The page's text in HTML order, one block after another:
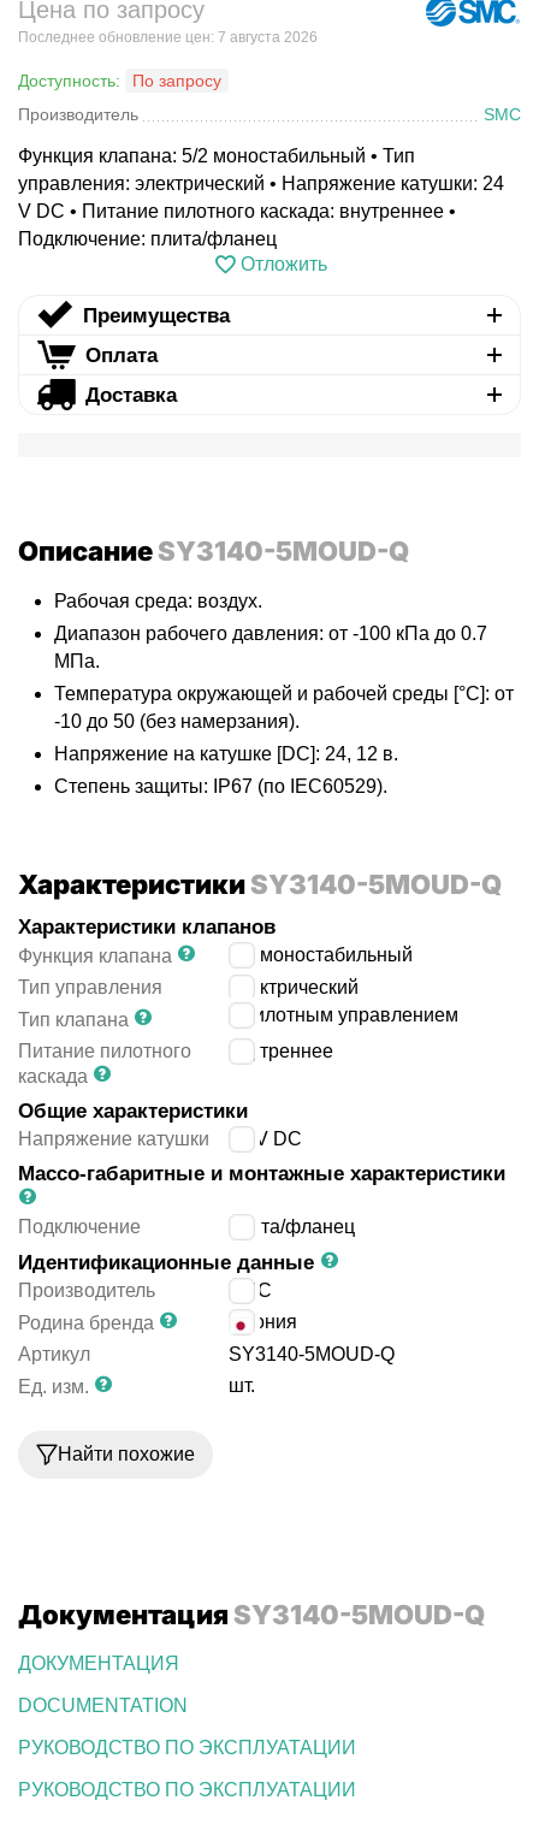
Цена по запросу
Последнее обновление цен: 7 августа 2026
Доступность:
По запросу
Производитель
SMC
Функция клапана: 5/2 моностабильный • Тип
управления: электрический • Напряжение катушки: 24
V DC • Питание пилотного каскада: внутреннее •
Подключение: плита/фланец
Отложить
Преимущества
Оплата
Доставка
ОписаниеSY3140-5MOUD-Q
Рабочая среда: воздух.
Диапазон рабочего давления: от -100 кПа до 0.7
МПа.
Температура окружающей и рабочей среды [°C]: от
-10 до 50 (без намерзания).
Напряжение на катушке [DC]: 24, 12 в.
Степень защиты: IP67 (по IEC60529).
ХарактеристикиSY3140-5MOUD-Q
Характеристики клапанов
Функция клапана
5/2 моностабильный
Тип управления
электрический
Тип клапана
с пилотным управлением
Питание пилотного
каскада
внутреннее
Общие характеристики
Напряжение катушки 24 V DC
Массо-габаритные и монтажные характеристики
Подключение плита/фланец
Идентификационные данные
Производитель
SMC
Родина бренда
Япония
Артикул
SY3140-5MOUD-Q
Ед. изм.
шт.
Найти похожие
Документация SY3140-5MOUD-Q
ДОКУМЕНТАЦИЯ
DOCUMENTATION
РУКОВОДСТВО ПО ЭКСПЛУАТАЦИИ
РУКОВОДСТВО ПО ЭКСПЛУАТАЦИИ